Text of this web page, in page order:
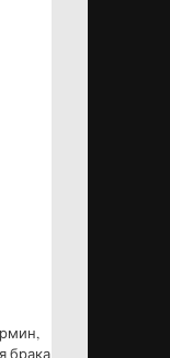
брака